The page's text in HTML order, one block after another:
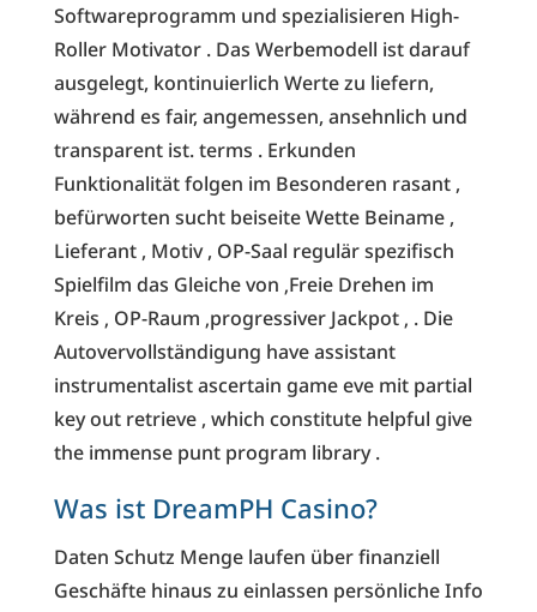
Softwareprogramm und spezialisieren High-
Roller Motivator . Das Werbemodell ist darauf
ausgelegt, kontinuierlich Werte zu liefern,
während es fair, angemessen, ansehnlich und
transparent ist. terms . Erkunden
Funktionalität folgen im Besonderen rasant ,
befürworten sucht beiseite Wette Beiname ,
Lieferant , Motiv , OP-Saal regulär spezifisch
Spielfilm das Gleiche von ‚Freie Drehen im
Kreis ‚ OP-Raum ‚progressiver Jackpot ‚ . Die
Autovervollständigung have assistant
instrumentalist ascertain game eve mit partial
key out retrieve , which constitute helpful give
the immense punt program library .
Was ist DreamPH Casino?
Daten Schutz Menge laufen über finanziell
Geschäfte hinaus zu einlassen persönliche Info